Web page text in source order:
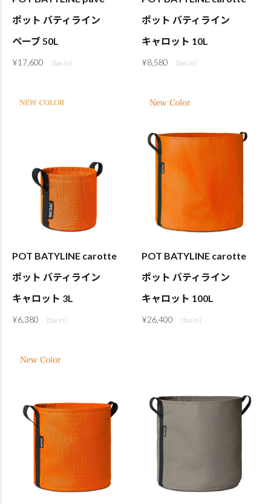
ポット バティライン
ペーブ 50L
¥17,600
ポット バティライン
キャロット 10L
¥8,580
POT BATYLINE carotte
ポット バティライン
キャロット 3L
¥6,380
POT BATYLINE carotte
ポット バティライン
キャロット 100L
¥26,400